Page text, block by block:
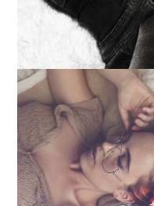
LA BAILARINA BLANCA
DE LA CRUZ O COMO
REINVENTARSE ANTE
LA ADVERSIDAD.